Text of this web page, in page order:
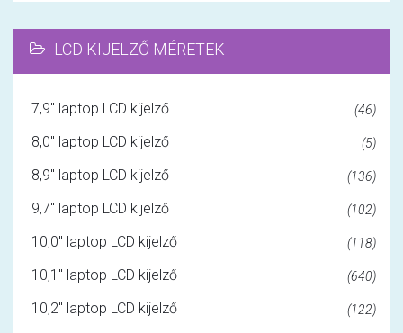
LCD KIJELZŐ MÉRETEK
7,9" laptop LCD kijelző (46)
8,0" laptop LCD kijelző (5)
8,9" laptop LCD kijelző (136)
9,7" laptop LCD kijelző (102)
10,0" laptop LCD kijelző (118)
10,1" laptop LCD kijelző (640)
10,2" laptop LCD kijelző (122)